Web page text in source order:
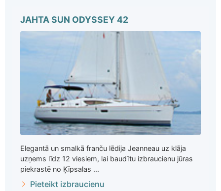
JAHTA SUN ODYSSEY 42
Elegantā un smalkā franču lēdija Jeanneau uz klāja
uzņems līdz 12 viesiem, lai baudītu izbraucienu jūras
piekrastē no Ķīpsalas ...
Pieteikt izbraucienu